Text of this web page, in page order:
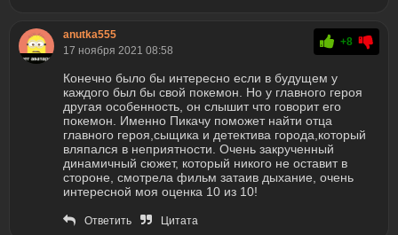
anutka555
17 ноября 2021 08:58
+8
Конечно было бы интересно если в будущем у
каждого был бы свой покемон. Но у главного героя
другая особенность, он слышит что говорит его
покемон. Именно Пикачу поможет найти отца
главного героя,сыщика и детектива города,который
вляпался в неприятности. Очень закрученный
динамичный сюжет, который никого не оставит в
стороне, смотрела фильм затаив дыхание, очень
интересной моя оценка 10 из 10!
Ответить Цитата